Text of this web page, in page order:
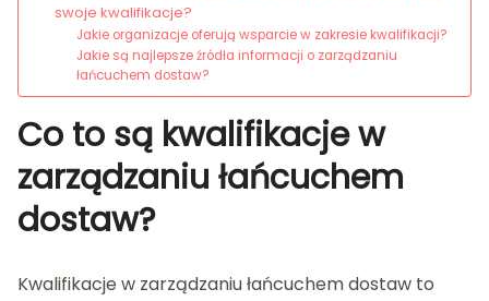
swoje kwalifikacje?
Jakie organizacje oferują wsparcie w zakresie kwalifikacji?
Jakie są najlepsze źródła informacji o zarządzaniu
łańcuchem dostaw?
Co to są kwalifikacje w
zarządzaniu łańcuchem
dostaw?
Kwalifikacje w zarządzaniu łańcuchem dostaw to